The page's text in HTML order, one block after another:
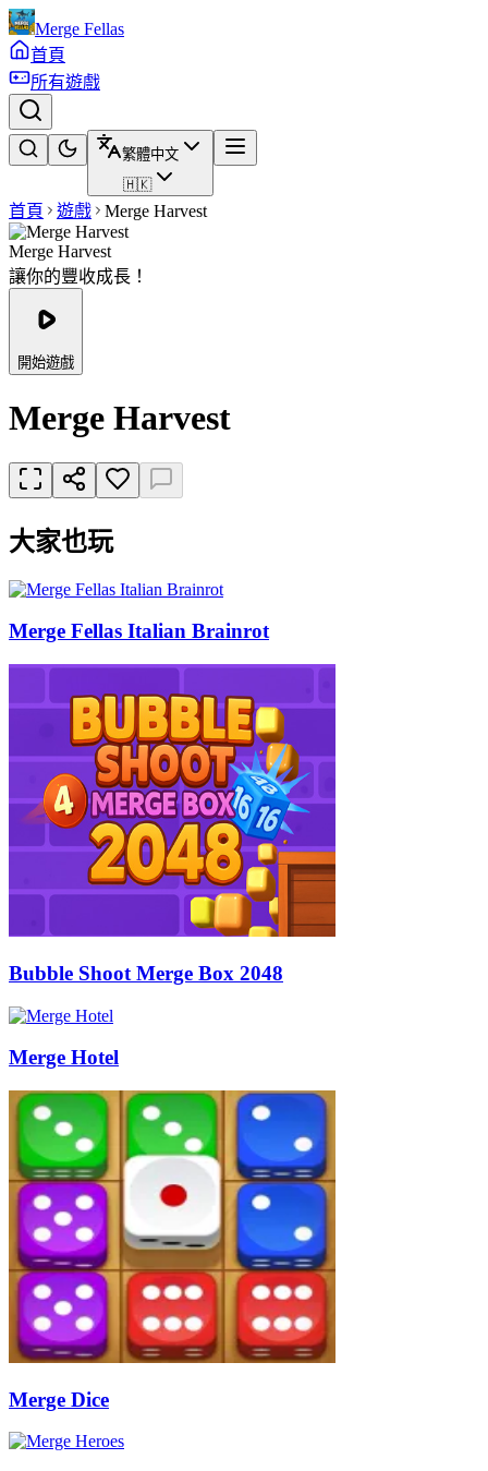
Merge Fellas
首頁
所有遊戲
繁體中文
🇭🇰
首頁 遊戲 Merge Harvest
Merge Harvest
讓你的豐收成長！
開始遊戲
Merge Harvest
大家也玩
Merge Fellas Italian Brainrot
Bubble Shoot Merge Box 2048
Merge Hotel
Merge Dice